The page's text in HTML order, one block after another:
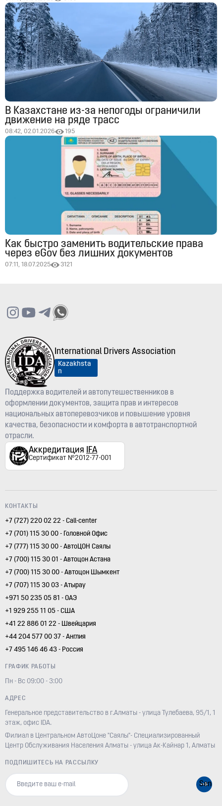
В Казахстане из-за непогоды ограничили
движение на ряде трасс
08:42, 02.01.2026 195
Как быстро заменить водительские права
через eGov без лишних документов
07:11, 18.07.2025 3121
International Drivers Association
Kazakhsta
n
Поддержка водителей и автопутешественников в
оформлении документов, защита прав и интересов
национальных автоперевозчиков и повышение уровня
качества, безопасности и комфорта в автотранспортной
отрасли.
Аккредитация IFA
Сертификат №2012-77-001
КОНТАКТЫ
+7 (727) 220 02 22 - Call-center
+7 (701) 115 30 00 - Головной Офис
+7 (777) 115 30 00 - АвтоЦОН Саялы
+7 (700) 115 30 01 - Автоцон Астана
+7 (700) 115 30 00 - Автоцон Шымкент
+7 (707) 115 30 03 - Атырау
+971 50 235 05 81 - ОАЭ
+1 929 255 11 05 - США
+41 22 886 01 22 - Швейцария
+44 204 577 00 37 - Англия
+7 495 146 46 43 - Россия
ГРАФИК РАБОТЫ
Пн - Вс 09:00 - 3:00
АДРЕС
Генеральное представительство в г.Алматы - улица Тулебаева, 95/1, 1
этаж, офис IDA.
Филиал в Центральном АвтоЦоне "Саялы"- Специализированный
Центр Обслуживания Населения Алматы - улица Ак-Кайнар 1, Алматы
ПОДПИШИТЕСЬ НА РАССЫЛКУ